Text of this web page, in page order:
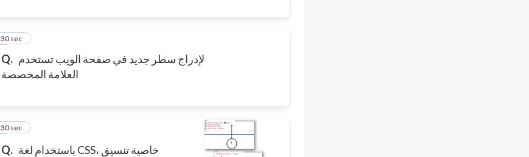
Q. لإدراج سطر جديد في صفحة الويب تستخدم
العلامة المخصصة
8
30 sec
Q. باستخدام لغة CSS، خاصية تنسيق
9
30 sec